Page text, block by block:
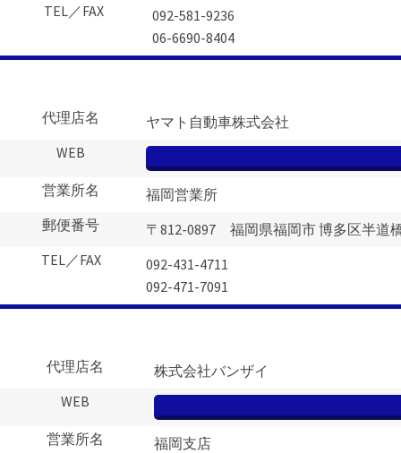
TEL／FAX
092-581-9236
06-6690-8404
代理店名
ヤマト自動車株式会社
WEB
営業所名
福岡営業所
郵便番号
〒812-0897 福岡県福岡市 博多区半道
TEL／FAX
092-431-4711
092-471-7091
代理店名
株式会社バンザイ
WEB
営業所名
福岡支店